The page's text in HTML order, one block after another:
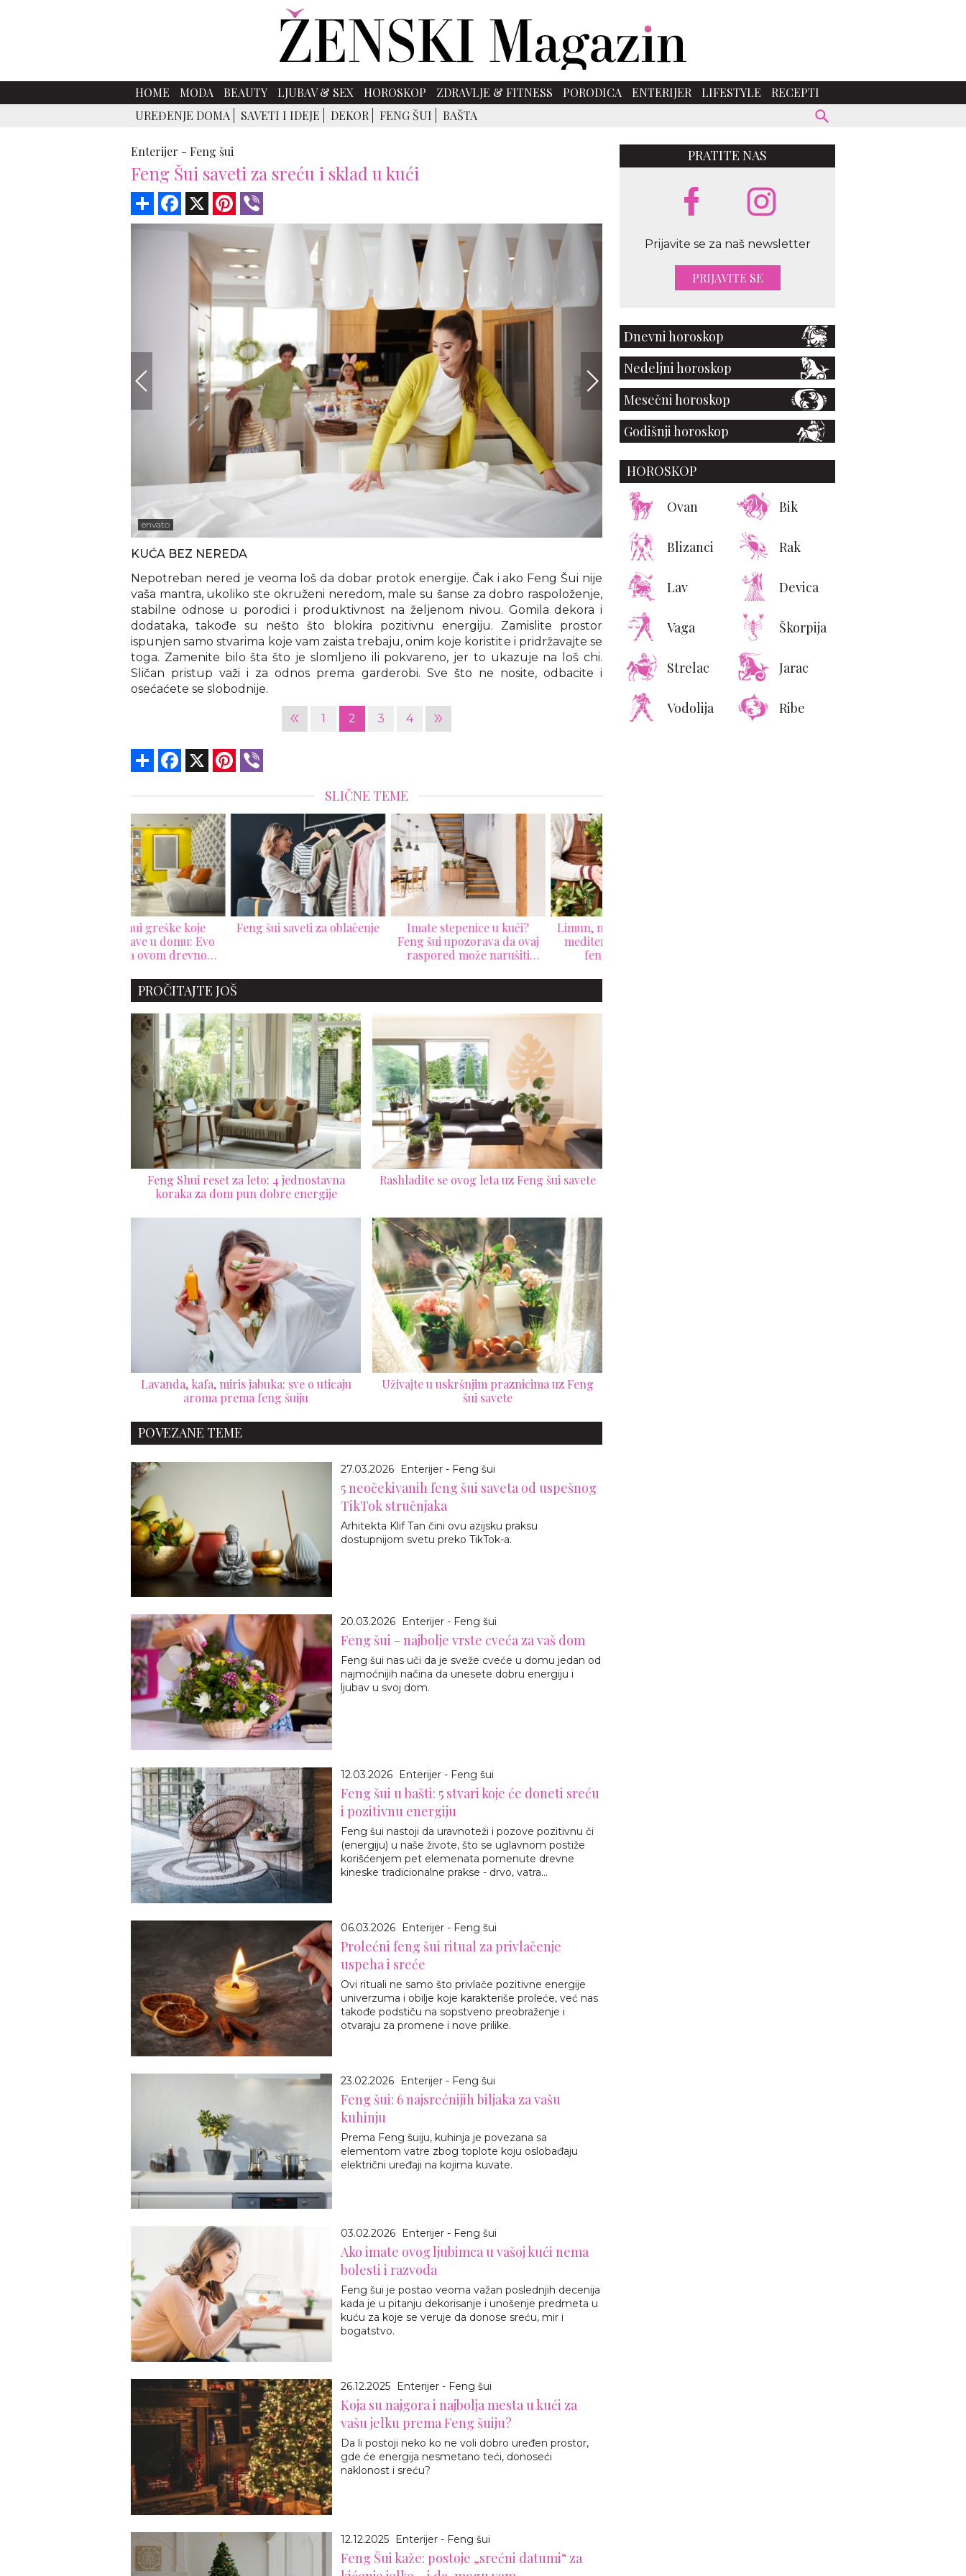
HOME MODA BEAUTY LJUBAV & SEX HOROSKOP ZDRAVLJE & FITNESS PORODICA ENTERIJER LIFESTYLE
RECEPTI
UREĐENJE DOMA
SAVETI I IDEJE DEKOR FENG ŠUI BAŠTA
Enterijer - Feng šui
Feng Šui saveti za sreću i sklad u kući
Share Facebook Pinterest
envato
KUĆA BEZ NEREDA
Nepotreban nered je veoma loš da dobar protok energije. Čak i ako Feng Šui nije
vaša mantra, ukoliko ste okruženi neredom, male su šanse za dobro raspoloženje,
stabilne odnose u porodici i produktivnost na željenom nivou. Gomila dekora i
dodataka, takođe su nešto što blokira pozitivnu energiju. Zamislite prostor
ispunjen samo stvarima koje vam zaista trebaju, onim koje koristite i pridržavajte se
toga. Zamenite bilo šta što je slomljeno ili pokvareno, jer to ukazuje na loš chi.
Sličan pristup važi i za odnos prema garderobi. Sve što ne nosite, odbacite i
osećaćete se slobodnije.
« 1 2 3 4 »
Share Facebook Pinterest
SLIČNE TEME
Feng šui saveti za oblačenje
Imate stepenice u kući?
Feng šui upozorava da ovaj
raspored može narušiti
Limun, narandža i maslina:
mediteranske biljke koje
feng šui obožava
PROČITAJTE JOŠ
Feng Shui reset za leto: 4 jednostavna
koraka za dom pun dobre energije
Rashladite se ovog leta uz Feng šui savete
Lavanda, kafa, miris jabuka: sve o uticaju
aroma prema feng šuiju
Uživajte u uskršnjim praznicima uz Feng
šui savete
POVEZANE TEME
27.03.2026 Enterijer - Feng šui
5 neočekivanih feng šui saveta od uspešnog
TikTok stručnjaka
Arhitekta Klif Tan čini ovu azijsku praksu
dostupnijom svetu preko TikTok-a.
20.03.2026 Enterijer - Feng šui
Feng šui - najbolje vrste cveća za vaš dom
Feng šui nas uči da je sveže cveće u domu jedan od
najmoćnijih načina da unesete dobru energiju i
ljubav u svoj dom.
12.03.2026 Enterijer - Feng šui
Feng šui u bašti: 5 stvari koje će doneti sreću
i pozitivnu energiju
Feng šui nastoji da uravnoteži i pozove pozitivnu či
(energiju) u naše živote, što se uglavnom postiže
korišćenjem pet elemenata pomenute drevne
kineske tradicionalne prakse - drvo, vatra...
06.03.2026 Enterijer - Feng šui
Prolećni feng šui ritual za privlačenje
uspeha i sreće
Ovi rituali ne samo što privlače pozitivne energije
univerzuma i obilje koje karakteriše proleće, već nas
takođe podstiču na sopstveno preobraženje i
otvaraju za promene i nove prilike.
23.02.2026 Enterijer - Feng šui
Feng šui: 6 najsrećnijih biljaka za vašu
kuhinju
Prema Feng šuiju, kuhinja je povezana sa
elementom vatre zbog toplote koju oslobađaju
električni uređaji na kojima kuvate.
03.02.2026 Enterijer - Feng šui
Ako imate ovog ljubimca u vašoj kući nema
bolesti i razvoda
Feng šui je postao veoma važan poslednjih decenija
kada je u pitanju dekorisanje i unošenje predmeta u
kuću za koje se veruje da donose sreću, mir i
bogatstvo.
26.12.2025 Enterijer - Feng šui
Koja su najgora i najbolja mesta u kući za
vašu jelku prema Feng šuiju?
Da li postoji neko ko ne voli dobro uređen prostor,
gde će energija nesmetano teći, donoseći
naklonost i sreću?
12.12.2025 Enterijer - Feng šui
Feng Šui kaže: postoje „srećni datumi“ za
PRATITE NAS
Prijavite se za naš newsletter
PRIJAVITE SE
Dnevni horoskop
Nedeljni horoskop
Mesečni horoskop
Godišnji horoskop
HOROSKOP
Ovan Bik
Blizanci Rak
Lav Devica
Vaga Škorpija
Strelac Jarac
Vodolija Ribe